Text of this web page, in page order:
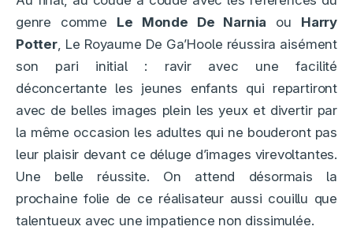
genre comme Le Monde De Narnia ou Harry
Potter, Le Royaume De Ga’Hoole réussira aisément
son pari initial : ravir avec une facilité
déconcertante les jeunes enfants qui repartiront
avec de belles images plein les yeux et divertir par
la même occasion les adultes qui ne bouderont pas
leur plaisir devant ce déluge d’images virevoltantes.
Une belle réussite. On attend désormais la
prochaine folie de ce réalisateur aussi couillu que
talentueux avec une impatience non dissimulée.